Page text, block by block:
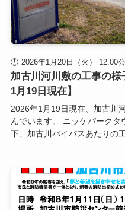
2026年1月20日（火） 12:00
加古川河川敷の工事の
1月19日現在】
2026年1月19日現在、加古川
んでいます。 ニッケパーク
下、加古川バイパスあたりの